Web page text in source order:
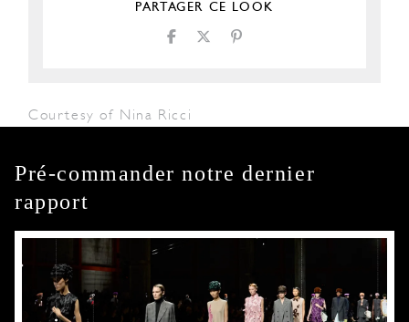
PARTAGER CE LOOK
Courtesy of Nina Ricci
Pré-commander notre dernier
rapport